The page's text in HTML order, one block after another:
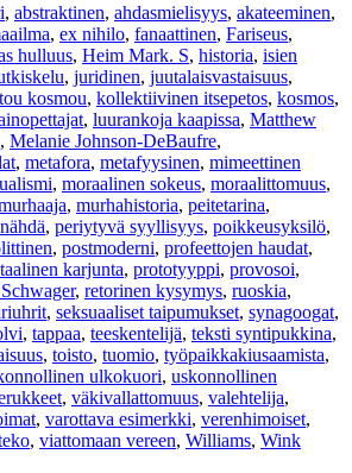
, abstraktinen, ahdasmielisyys, akateeminen,
, ex nihilo, fanaattinen, Fariseus,
hulluus, Heim Mark. S, historia, isien
, juridinen, juutalaisvastaisuus,
kosmou, kollektiivinen itsepetos, kosmos,
, luurankoja kaapissa, Matthew
, Melanie Johnson-DeBaufre,
, metafora, metafyysinen, mimeettinen
, moraalinen sokeus, moraalittomuus,
, murhahistoria, peitetarina,
, periytyvä syyllisyys, poikkeusyksilö,
, postmoderni, profeettojen haudat,
karjunta, prototyyppi, provosoi,
, retorinen kysymys, ruoskia,
, seksuaaliset taipumukset, synagoogat,
, tappaa, teeskentelijä, teksti syntipukkina,
, toisto, tuomio, työpaikkakiusaamista,
ulkokuori, uskonnollinen
, väkivallattomuus, valehtelija,
, varottava esimerkki, verenhimoiset,
, viattomaan vereen, Williams, Wink